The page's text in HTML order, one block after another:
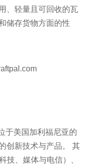
、轻量且可回收的瓦
储存货物方面的性
于美国加利福尼亚的
创新技术与产品。 其
技、媒体与电信）、